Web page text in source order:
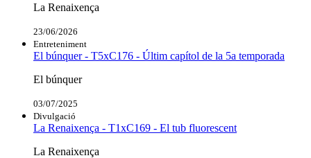
La Renaixença
23/06/2026
Entreteniment
El búnquer - T5xC176 - Últim capítol de la 5a temporada
El búnquer
03/07/2025
Divulgació
La Renaixença - T1xC169 - El tub fluorescent
La Renaixença